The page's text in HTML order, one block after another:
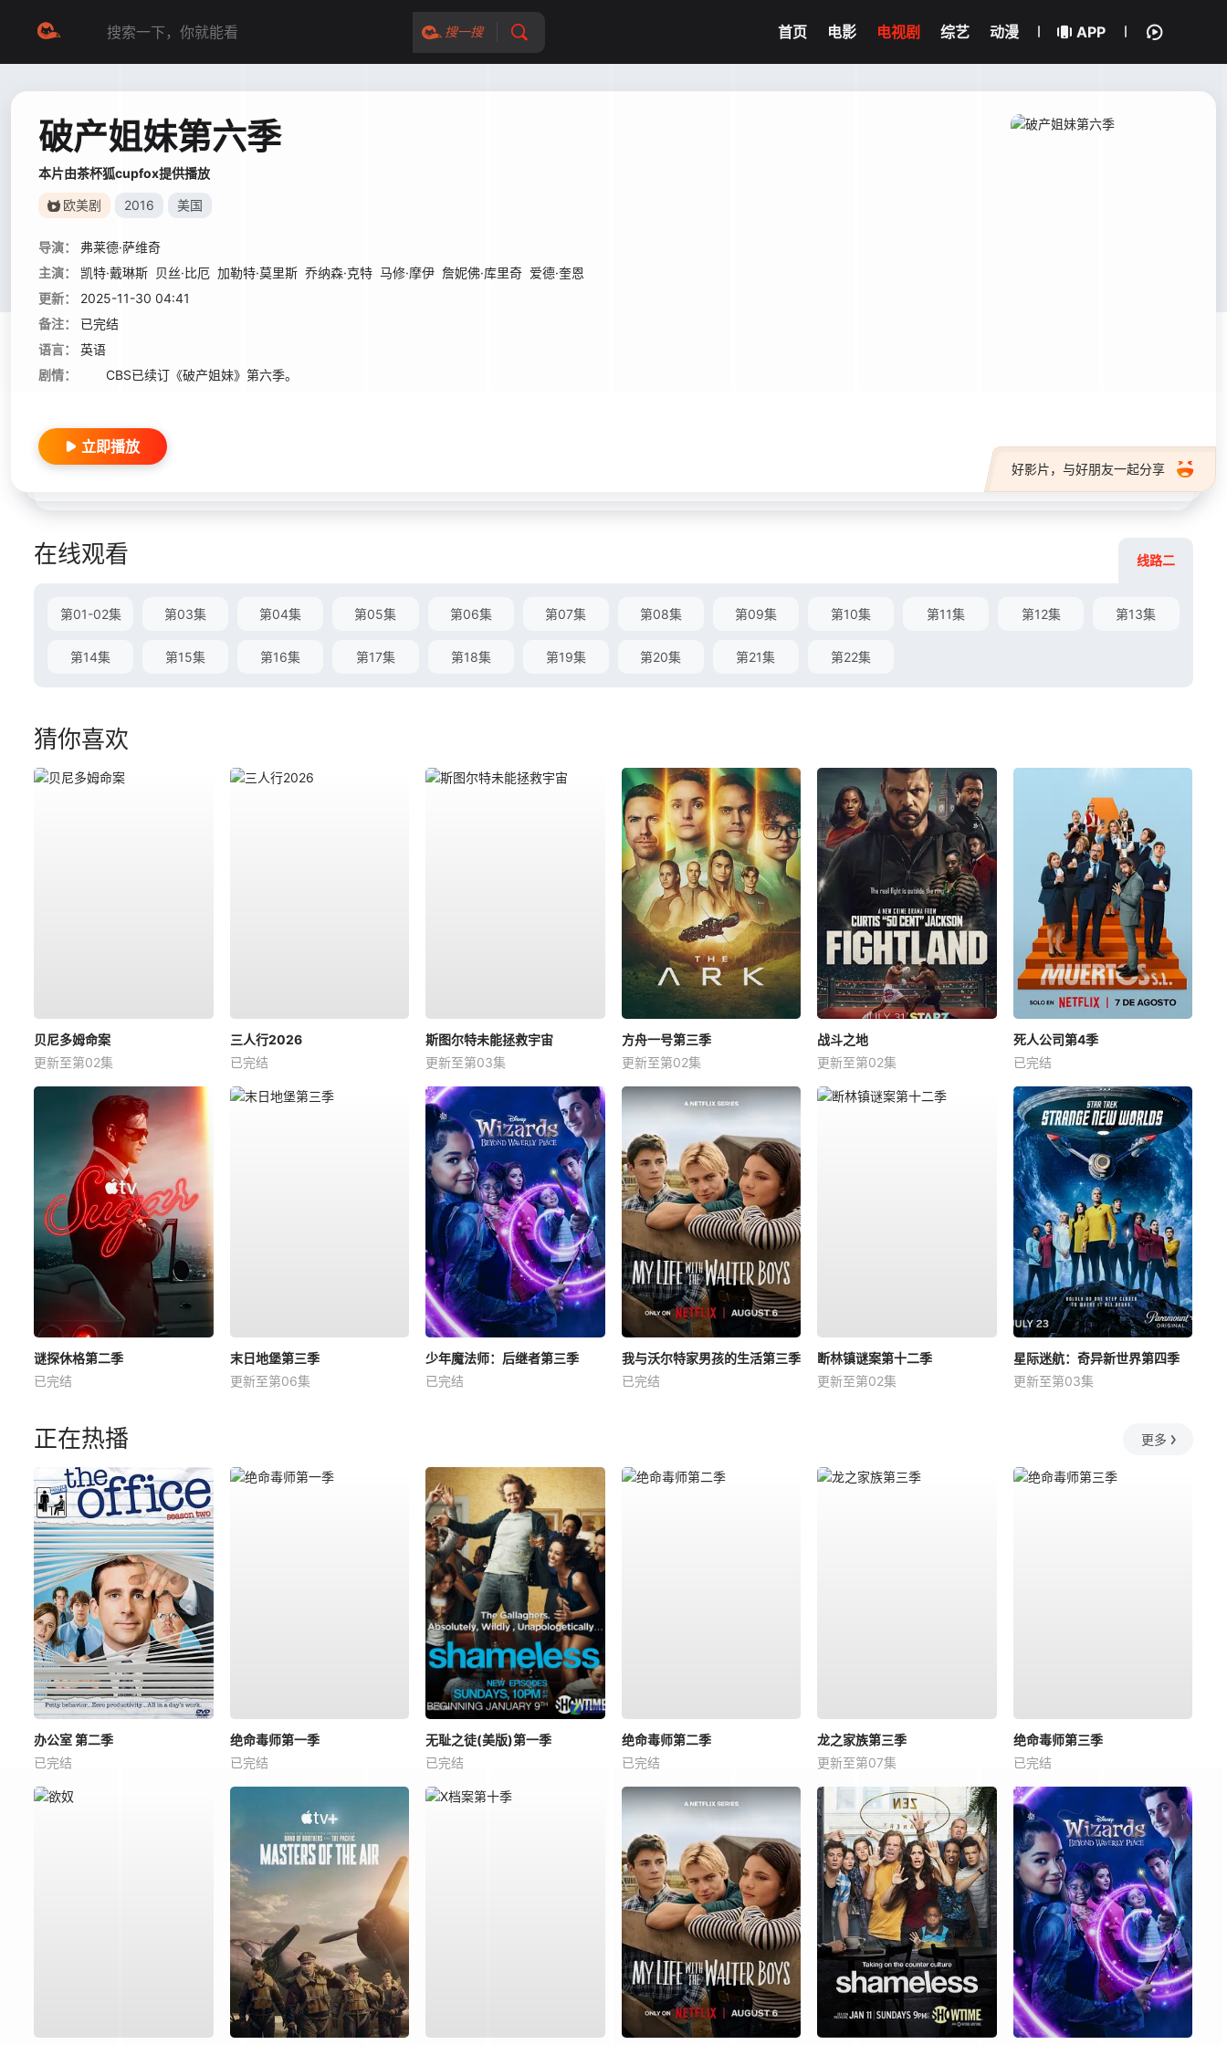
搜一搜 首页 电影 电视剧 综艺 动漫 APP
破产姐妹第六季
本片由茶杯狐cupfox提供播放
欧美剧 2016 美国
导演：
弗莱德·萨维奇
主演：
凯特·戴琳斯 贝丝·比厄 加勒特·莫里斯 乔纳森·克特 马修·摩伊 詹妮佛·库里奇 爱德·奎恩
更新：
2025-11-30 04:41
备注：
已完结
语言：
英语
剧情：
CBS已续订《破产姐妹》第六季。
好影片，与好朋友一起分享
立即播放
在线观看 线路二
第01-02集 第03集 第04集 第05集 第06集 第07集 第08集 第09集 第10集 第11集 第12集 第13集
第14集 第15集 第16集 第17集 第18集 第19集 第20集 第21集 第22集
猜你喜欢
贝尼多姆命案
更新至第02集
三人行2026
已完结
斯图尔特未能拯救宇宙
更新至第03集
方舟一号第三季
更新至第02集
战斗之地
更新至第02集
死人公司第4季
已完结
谜探休格第二季
已完结
末日地堡第三季
更新至第06集
少年魔法师：后继者第三季
已完结
我与沃尔特家男孩的生活第三季
已完结
断林镇谜案第十二季
更新至第02集
星际迷航：奇异新世界第四季
更新至第03集
正在热播 更多
办公室 第二季
已完结
绝命毒师第一季
已完结
无耻之徒(美版)第一季
已完结
绝命毒师第二季
已完结
龙之家族第三季
更新至第07集
绝命毒师第三季
已完结